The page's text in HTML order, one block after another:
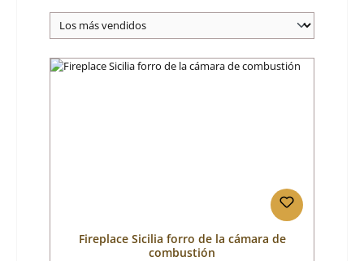
Fireplace Sicilia forro de la cámara de
combustión